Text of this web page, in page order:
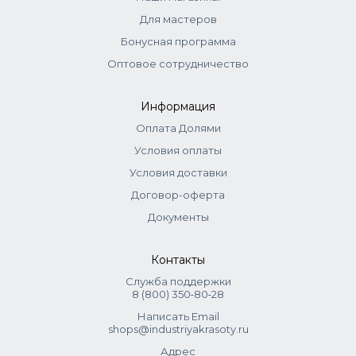
Максимальное допустимое количество - до 50% от
виде для яркого окрашивания: краситель + оксид 1,5%
(1:1). Для пастельного окрашивания: краситель + оксид 3%
Для мастеров
Бонусная программа
Оптовое сотрудничество
Информация
Оплата Долями
Условия оплаты
Условия доставки
Договор-оферта
Документы
Контакты
Служба поддержки
8 (800) 350‑80‑28
Написать Email
shops@industriyakrasoty.ru
Адрес